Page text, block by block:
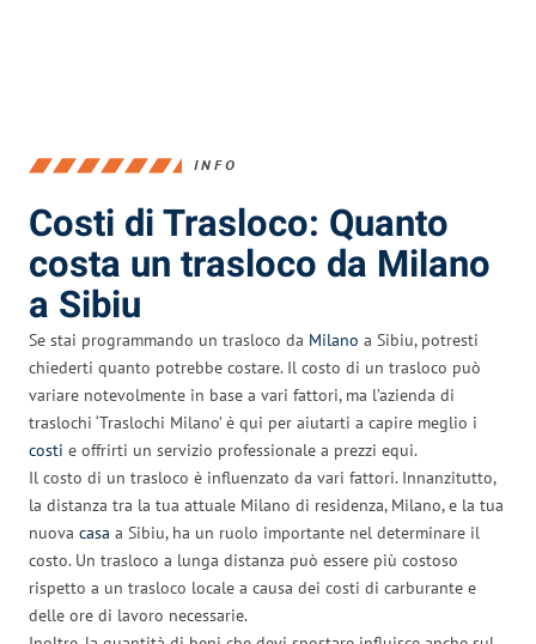
INFO
Costi di Trasloco: Quanto
costa un trasloco da Milano
a Sibiu
Se stai programmando un trasloco da Milano a Sibiu, potresti
chiederti quanto potrebbe costare. Il costo di un trasloco può
variare notevolmente in base a vari fattori, ma l’azienda di
traslochi ‘Traslochi Milano’ è qui per aiutarti a capire meglio i
costi e offrirti un servizio professionale a prezzi equi.
Il costo di un trasloco è influenzato da vari fattori. Innanzitutto,
la distanza tra la tua attuale Milano di residenza, Milano, e la tua
nuova casa a Sibiu, ha un ruolo importante nel determinare il
costo. Un trasloco a lunga distanza può essere più costoso
rispetto a un trasloco locale a causa dei costi di carburante e
delle ore di lavoro necessarie.